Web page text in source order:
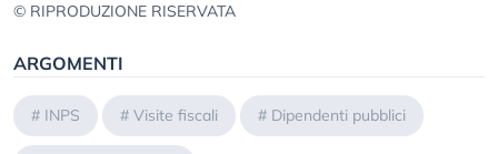
© RIPRODUZIONE RISERVATA
ARGOMENTI
# INPS # Visite fiscali # Dipendenti pubblici